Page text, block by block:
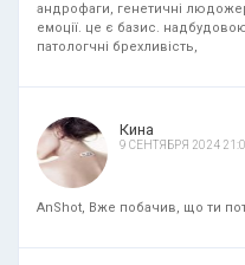
андрофаги, генетичні
емоції. це є базис. надбудовою
патологчні брехливість,
Кина
9 СЕНТЯБРЯ 2024
AnShot, Вже побачив, що ти